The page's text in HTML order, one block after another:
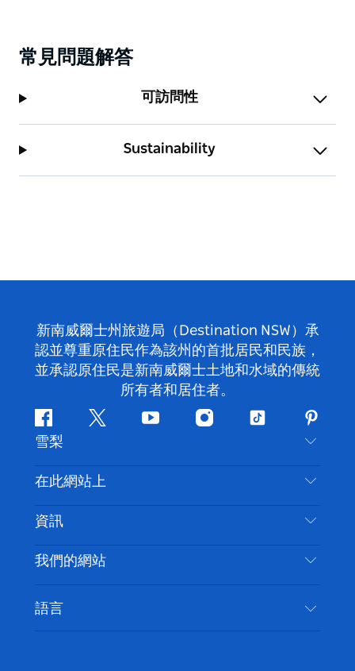
常見問題解答
可訪問性
Sustainability
新南威爾士州旅遊局（Destination NSW）承
認並尊重原住民作為該州的首批居民和民族，
並承認原住民是新南威爾士土地和水域的傳統
所有者和居住者。
Facebook嘰
喳
喳
Youtube Instagram
抖
雪梨
聯絡我們
免責聲明
隱私
Cookie 通知
在此網站上
目的地
要做的事情
新南威爾士州公路旅行
活動
住宿
資訊
旅行資訊
無障礙雪梨
列出您的業務
我們的網站
語言